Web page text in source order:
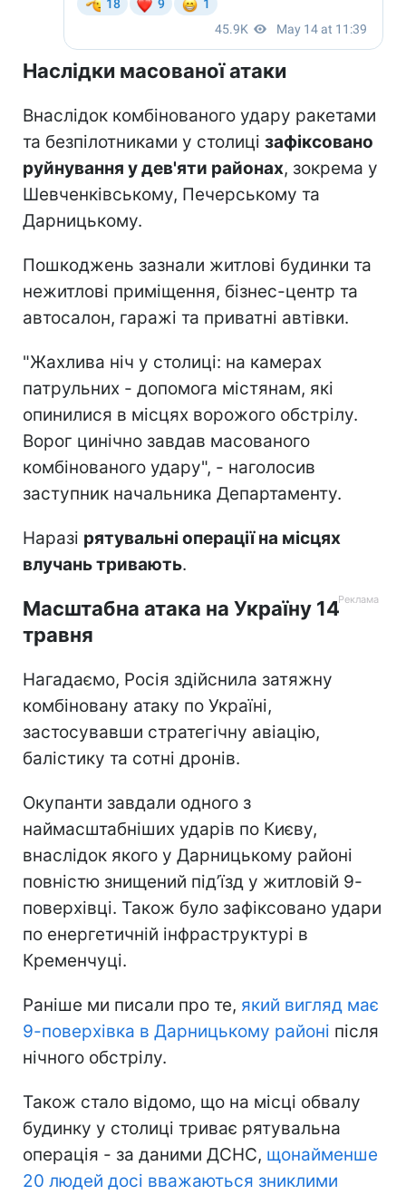
Наслідки масованої атаки
Внаслідок комбінованого удару ракетами
та безпілотниками у столиці зафіксовано
руйнування у дев'яти районах, зокрема у
Шевченківському, Печерському та
Дарницькому.
Пошкоджень зазнали житлові будинки та
нежитлові приміщення, бізнес-центр та
автосалон, гаражі та приватні автівки.
"Жахлива ніч у столиці: на камерах
патрульних - допомога містянам, які
опинилися в місцях ворожого обстрілу.
Ворог цинічно завдав масованого
комбінованого удару", - наголосив
заступник начальника Департаменту.
Наразі рятувальні операції на місцях
влучань тривають.
Масштабна атака на Україну 14
травня
Нагадаємо, Росія здійснила затяжну
комбіновану атаку по Україні,
застосувавши стратегічну авіацію,
балістику та сотні дронів.
Окупанти завдали одного з
наймасштабніших ударів по Києву,
внаслідок якого у Дарницькому районі
повністю знищений під’їзд у житловій 9-
поверхівці. Також було зафіксовано удари
по енергетичній інфраструктурі в
Кременчуці.
Раніше ми писали про те, який вигляд має
9-поверхівка в Дарницькому районі після
нічного обстрілу.
Також стало відомо, що на місці обвалу
будинку у столиці триває рятувальна
операція - за даними ДСНС, щонайменше
20 людей досі вважаються зниклими